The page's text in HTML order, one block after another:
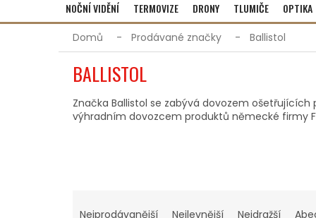
NOČNÍ VIDĚNÍ TERMOVIZE DRONY TLUMIČE OPTIKA
Domů Prodávané značky Ballistol
BALLISTOL
Značka Ballistol se zabývá dovozem
výhradním dovozcem produktů německé firmy
Nejprodávanější Nejlevnější Nejdražší